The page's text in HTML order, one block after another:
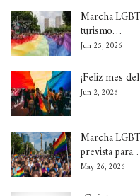
Marcha
turismo…
Jun 25, 2026
¡Feliz mes
Jun 2, 2026
Marcha
prevista
May 26, 2026